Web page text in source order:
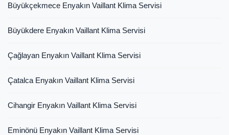
Büyükçekmece Enyakın Vaillant Klima Servisi
Büyükdere Enyakın Vaillant Klima Servisi
Çağlayan Enyakın Vaillant Klima Servisi
Çatalca Enyakın Vaillant Klima Servisi
Cihangir Enyakın Vaillant Klima Servisi
Eminönü Enyakın Vaillant Klima Servisi